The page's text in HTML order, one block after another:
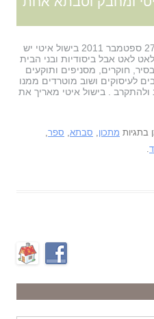
פורסם לראשונה ב"תפוז" בתאריך 27 ספטמבר 2011 בישול איטי יש
לאט אבל ביסודיות ובני הבית
חוקרים, מסניפים ותוקעים
לעיסוקים ושוב מוטרדים ממנו
. בישול איטי מאריך את
בתגיות מתכון, סבתא, ספר,
.